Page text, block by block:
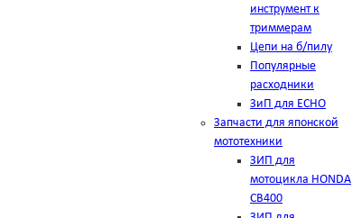
инструмент к
триммерам
Цепи на б/пилу
Популярные
расходники
ЗиП для ЕСНО
Запчасти для японской
мототехники
ЗИП для
мотоцикла HONDA
CB400